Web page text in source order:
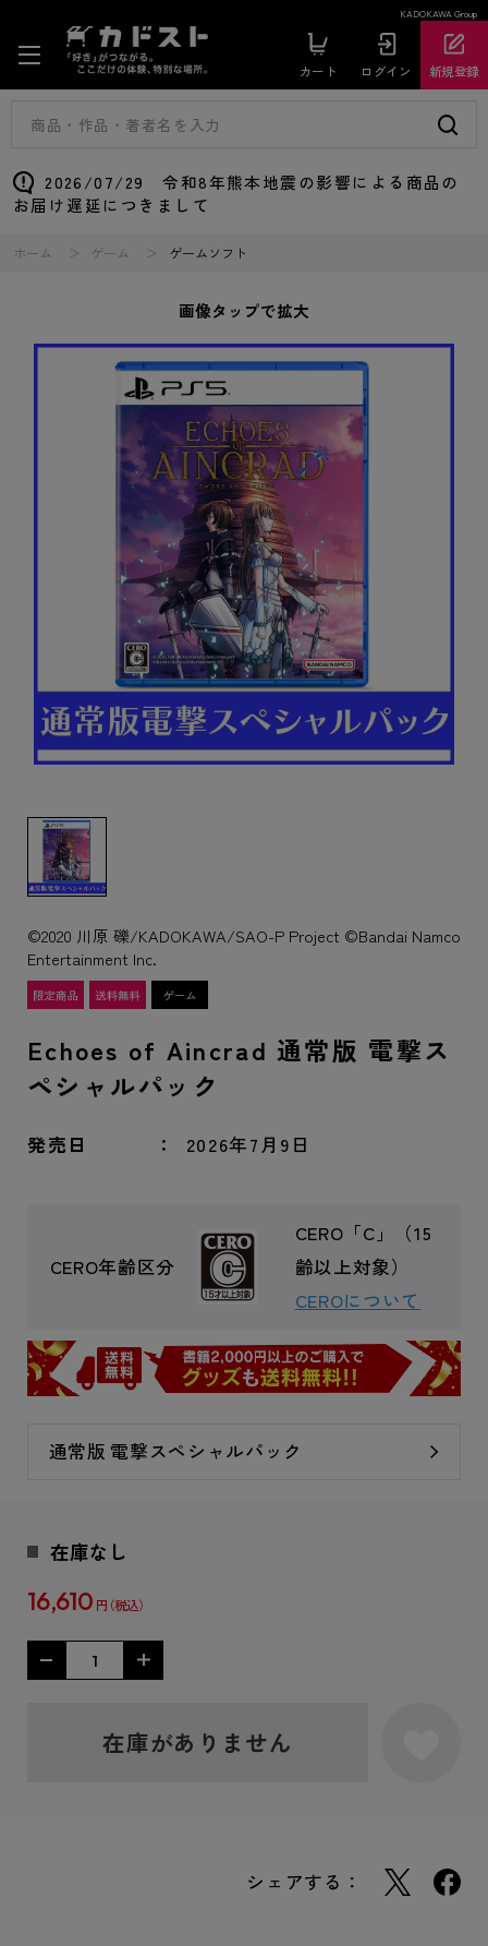
KADOKAWA Group
カート ログイン 新規登録
2026/07/29 令和8年熊本地震の影響による商品の
お届け遅延につきまして
ホーム ゲーム ゲームソフト
画像タップで拡大
©2020 川原 礫/KADOKAWA/SAO-P Project ©Bandai Namco
Entertainment Inc.
Echoes of Aincrad 通常版 電撃ス
ペシャルパック
発売日 2026年7月9日
CERO年齢区分
CERO「C」（15
齢以上対象）
CEROについて
通常版 電撃スペシャルパック
在庫なし
16,610 円
在庫がありません
シェアする：